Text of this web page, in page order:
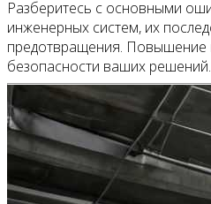
Разберитесь с основными
инженерных систем, их
предотвращения. Повышение
безопасности ваших решений.